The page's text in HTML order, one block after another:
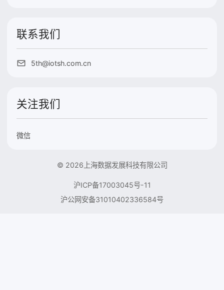
联系我们
5th@iotsh.com.cn
关注我们
微信
© 2026上海数据发展科技有限公司
沪ICP备17003045号-11
沪公网安备31010402336584号